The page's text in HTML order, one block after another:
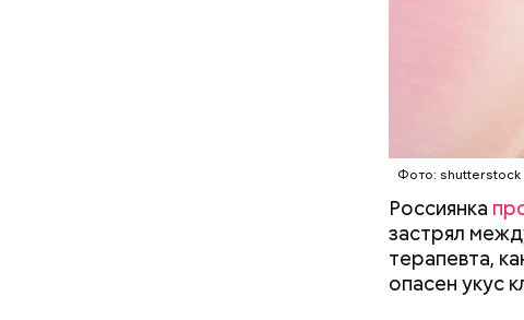
Фото: shutterstock
Россиянка
застрял
терапевта,
опасен укус